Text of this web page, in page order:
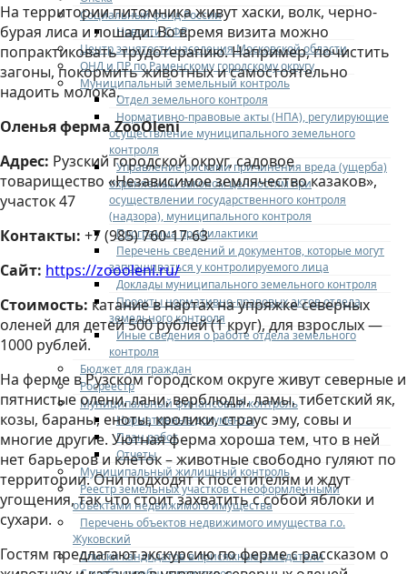
Социальный фонд России
Новости СФР
Центр занятости населения Московской области
ОНД и ПР по Раменскому городскому округу
Муниципальный земельный контроль
Отдел земельного контроля
Нормативно-правовые акты (НПА), регулирующие
осуществление муниципального земельного
контроля
Управление рисками причинения вреда (ущерба)
охраняемым законом ценностям при
осуществлении государственного контроля
(надзора), муниципального контроля
Программа профилактики
Перечень сведений и документов, которые могут
запрашиваться у контролируемого лица
Доклады муниципального земельного контроля
Проекты нормативно-правовых актов отдела
земельного контроля
Иные сведения о работе отдела земельного
контроля
Бюджет для граждан
Росреестр
Муниципальный финансовый контроль
Нормативные документы
План работ
Отчеты
Муниципальный жилищный контроль
Реестр земельных участков с неоформленными
объектами недвижимого имущества
Перечень объектов недвижимого имущества г.о.
Жуковский
Списки кандидатов в присяжные заседатели
На территории питомника живут хаски, волк, черно-
бурая лиса и лошади. Во время визита можно
попрактиковать трудотерапию. Например, почистить
загоны, покормить животных и самостоятельно
надоить молока.
Оленья ферма ZooOleni
Адрес: Рузский городской округ, садовое
товарищество «Независимое землячество казаков»,
участок 47
Контакты: +7 (985) 760-17-63
Сайт: https://zoooleni.ru/
Стоимость: катание в нартах на упряжке северных
оленей для детей 500 рублей (1 круг), для взрослых —
1000 рублей.
На ферме в Рузском городском округе живут северные и
пятнистые олени, лани, верблюды, ламы, тибетский як,
козы, бараны, еноты, кролики, страус эму, совы и
многие другие. Уютная ферма хороша тем, что в ней
нет барьеров и клеток – животные свободно гуляют по
территории. Они подходят к посетителям и ждут
угощения, так что стоит захватить с собой яблоки и
сухари.
Гостям предлагают экскурсию по ферме с рассказом о